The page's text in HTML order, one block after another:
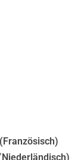
Französisch)
Niederländisch)